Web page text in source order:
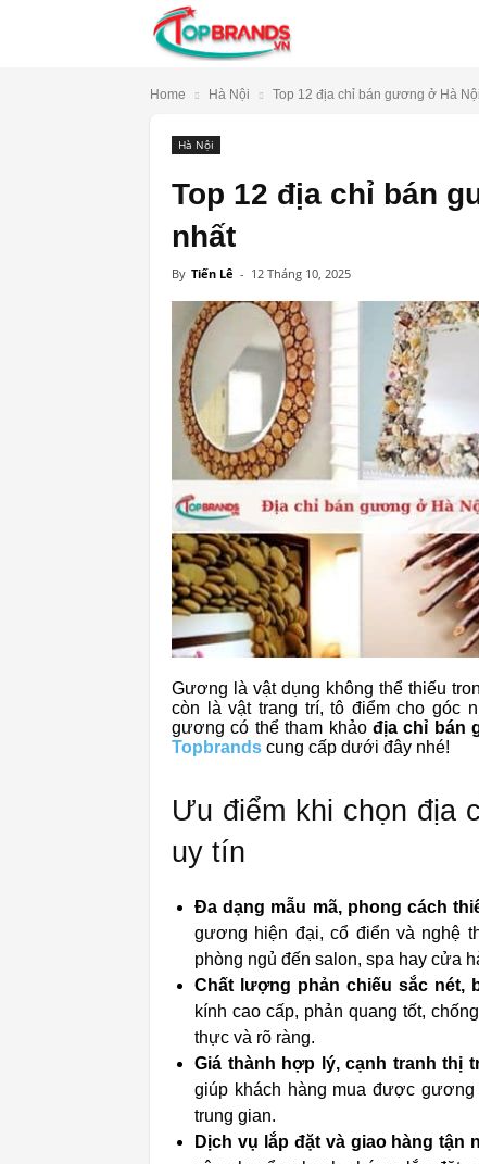
Home Hà Nội Top 12 địa chỉ bán gương ở Hà
Hà Nội
Top 12 địa chỉ bán
nhất
By Tiến Lê - 12 Tháng 10, 2025
Gương là vật dụng không thể thiếu
còn là vật trang trí, tô điểm cho góc
gương có thể tham khảo địa chỉ bán
Topbrands cung cấp dưới đây nhé!
Ưu điểm khi chọn địa
uy tín
Đa dạng mẫu mã, phong cách
gương hiện đại, cổ điển và nghệ
phòng ngủ đến salon, spa hay cửa
Chất lượng phản chiếu sắc nét,
kính cao cấp, phản quang tốt,
thực và rõ ràng.
Giá thành hợp lý, cạnh tranh thị
giúp khách hàng mua được
trung gian.
Dịch vụ lắp đặt và giao hàng tận